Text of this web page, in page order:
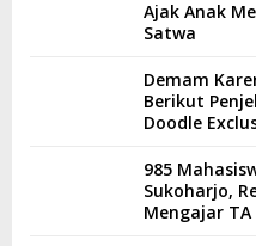
Ajak Anak
Satwa
Demam
Berikut
Doodle
985
Sukoharjo,
Mengajar TA